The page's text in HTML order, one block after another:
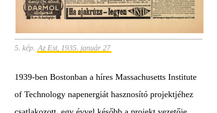
5. kép. Az Est, 1935. január 27
1939-ben Bostonban a híres Massachusetts Institute
of Technology napenergiát hasznosító projektjéhez